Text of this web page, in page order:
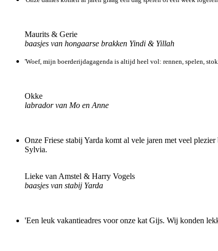
Maurits & Gerie
baasjes van hongaarse brakken Yindi & Yillah
'Woef, mijn boerderijdagagenda is altijd heel vol: rennen, spelen,
Okke
labrador van Mo en Anne
Onze Friese stabij Yarda komt al vele jaren met veel
Sylvia.
Lieke van Amstel & Harry Vogels
baasjes van stabij Yarda
'Een leuk vakantieadres voor onze kat Gijs. Wij konden